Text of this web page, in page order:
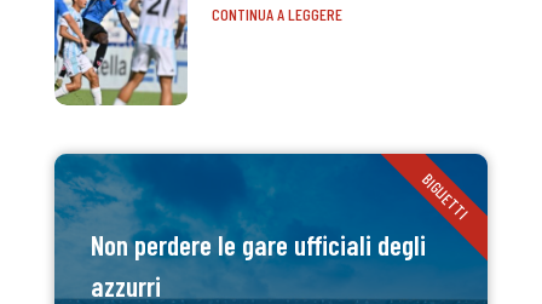
CONTINUA A LEGGERE
Non perdere le gare ufficiali degli
azzurri
BIGLIETTI